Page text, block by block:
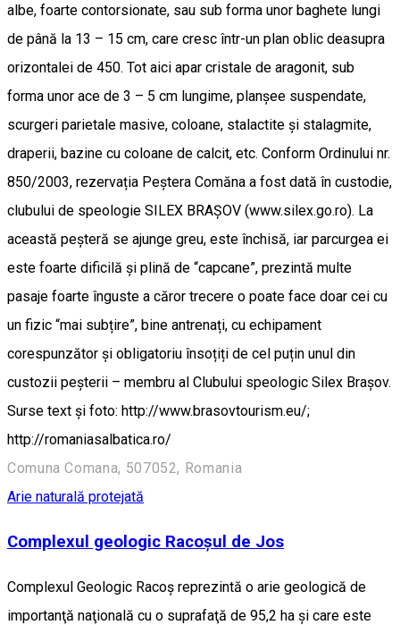
albe, foarte contorsionate, sau sub forma unor baghete lungi
de până la 13 – 15 cm, care cresc într-un plan oblic deasupra
orizontalei de 450. Tot aici apar cristale de aragonit, sub
forma unor ace de 3 – 5 cm lungime, planșee suspendate,
scurgeri parietale masive, coloane, stalactite și stalagmite,
draperii, bazine cu coloane de calcit, etc. Conform Ordinului nr.
850/2003, rezervația Peștera Comăna a fost dată în custodie,
clubului de speologie SILEX BRAȘOV (www.silex.go.ro). La
această peșteră se ajunge greu, este închisă, iar parcurgea ei
este foarte dificilă și plină de “capcane”, prezintă multe
pasaje foarte înguste a căror trecere o poate face doar cei cu
un fizic “mai subțire”, bine antrenați, cu echipament
corespunzător și obligatoriu însoțiți de cel puțin unul din
custozii peșterii – membru al Clubului speologic Silex Brașov.
Surse text și foto: http://www.brasovtourism.eu/;
http://romaniasalbatica.ro/
Comuna Comana, 507052, Romania
Arie naturală protejată
Complexul geologic Racoșul de Jos
Complexul Geologic Racoş reprezintă o arie geologică de
importanţă naţională cu o suprafaţă de 95,2 ha şi care este